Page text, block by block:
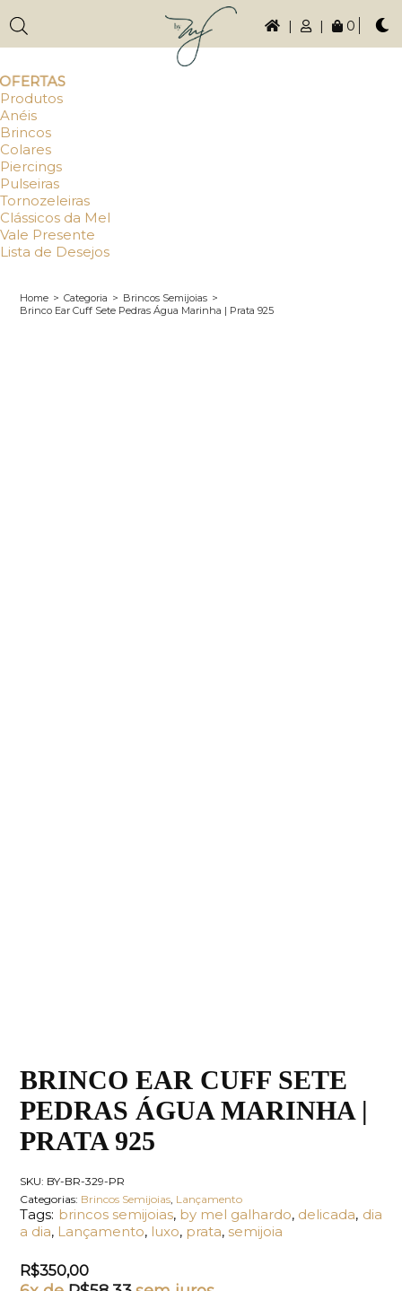
| | 0
Produtos
Anéis
Brincos
Colares
Piercings
Pulseiras
Tornozeleiras
Clássicos da Mel
Vale Presente
Lista de Desejos
Home > Categoria > Brincos Semijoias >
Brinco Ear Cuff Sete Pedras Água Marinha | Prata 925
BRINCO EAR CUFF SETE
PEDRAS ÁGUA MARINHA |
PRATA 925
SKU: BY-BR-329-PR
Categorias: Brincos Semijoias, Lançamento
Tags: brincos semijoias, by mel galhardo, delicada, dia
a dia, Lançamento, luxo, prata, semijoia
R$350,00